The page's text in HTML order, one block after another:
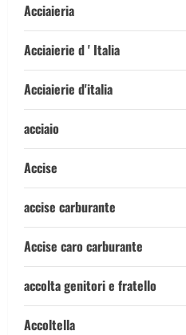
Acciaieria
Acciaierie d ' Italia
Acciaierie d'italia
acciaio
Accise
accise carburante
Accise caro carburante
accolta genitori e fratello
Accoltella